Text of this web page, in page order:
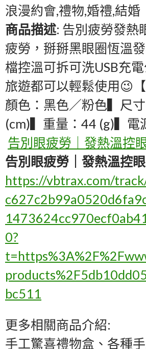
浪漫約會,禮物,婚禮,結婚
商品描述: 告別疲勞發熱
疲勞，掰掰黑眼圈恆溫
檔控溫可拆可洗USB充
旅遊都可以輕鬆使用😉
顏色：黑色／粉色▍尺
(cm)▍重量：44 (g)▍電
告別眼疲勞｜發熱溫控
告別眼疲勞｜發熱溫控
https://vbtrax.com/
0?
bc511
更多相關商品介紹:
手工驚喜禮物盒、各種